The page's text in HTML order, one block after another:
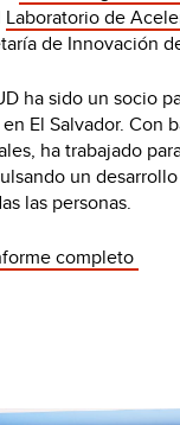
Laboratorio de
de Innovación
ha sido un socio
El Salvador. Con
ha trabajado
un
las personas.
completo